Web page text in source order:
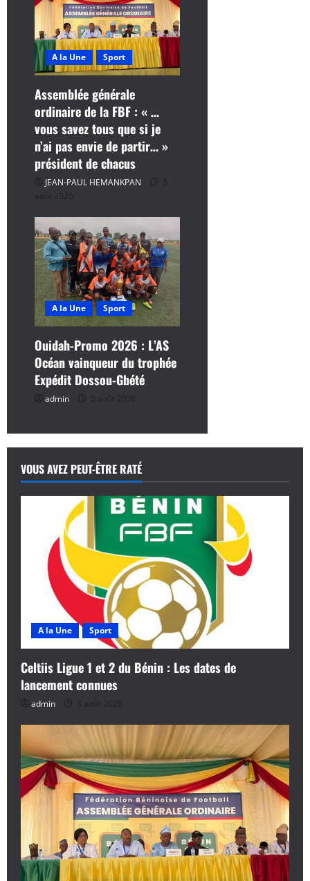
l
e
A la Une Sport
Assemblée générale
ordinaire de la FBF : « …
vous savez tous que si je
n’ai pas envie de partir… »
président de chacus
JEAN-PAUL HEMANKPAN
5
août 2026
A la Une Sport
Ouidah-Promo 2026 : L’AS
Océan vainqueur du trophée
Expédit Dossou-Gbété
admin 5 août 2026
VOUS AVEZ PEUT-ÊTRE RATÉ
A la Une Sport
Celtiis Ligue 1 et 2 du Bénin : Les dates de
lancement connues
admin 5 août 2026